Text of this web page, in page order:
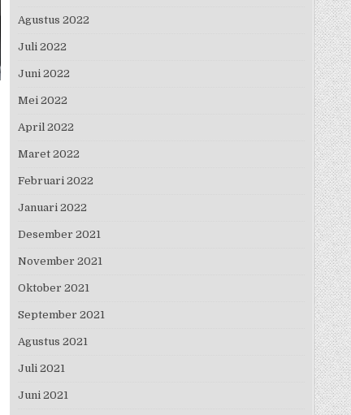
Agustus 2022
Juli 2022
Juni 2022
Mei 2022
April 2022
Maret 2022
Februari 2022
Januari 2022
Desember 2021
November 2021
Oktober 2021
September 2021
Agustus 2021
Juli 2021
Juni 2021